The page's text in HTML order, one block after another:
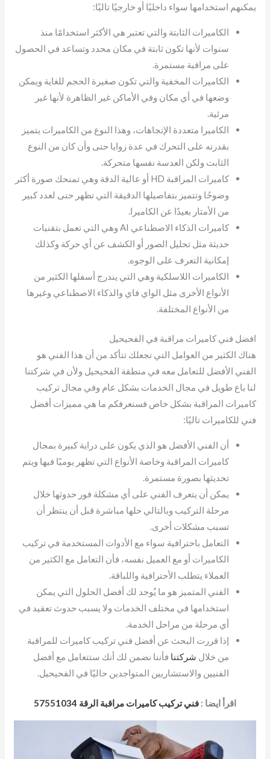
يمكنهم استخدامها سواء داخليًا أو خارجيًا تاليًا:
الكاميرات الثابتة والتي تعتبر هي الأكثر استخدامًا منذ
سنوات لأنها تكون ثابتة في مكان محدد وتساعد في الحصول
على مراقبة مستمرة.
الكاميرات المخفية والتي تكون صغيرة الحجم للغاية ويمكن
وضعها في أي مكان وفي الأماكن غير الظاهرة لأنها غير
مرئية.
الكاميرا متعددة الإتجاهات، وهذا النوع من الكاميرات يتميز
بقدرته على التحرك في عدة زوايا حتى وأن كان من النوع
الثابت ولكن العدسة نفسها متحركة.
كاميرات المراقبة HD أو عالية الدقة وهي تمنحك صورة أكثر
وضوحًا وتتميز بتفاصيلها الدقيقة التي تظهر حتى لعدد كبير
من الأمتار بعيدًا عن الكاميرا.
كاميرات الذكاء الاصطناعي AI وهي التي تعمل بتقنيات
حديثة مثل تحليل الصور أو الكشف عن أي حركة وكذلك
إمكانية التعرف على الوجوه.
الكاميرات اللاسلكية وهي التي يندرج أسفلها الكثير من
الأنواع الأخرى مثل الواي فاي والذكاء الاصطناعي وغيرها
من الأنواع المختلفة.
افضل فني كاميرات مراقبة في الفحيحيل
هناك الكثير من العوامل التي تجعلك تتأكد من أن هذا الفني هو
الفني الأفضل للتعامل معه في منطقة الفحيحيل ولأن في شركتنا
لنا باع طويل في مجال الخدمات بشكل عام وفي مجال تركيب
كاميرات المراقبة بشكل خاص فسنعرفكم ما هي مميزات أفضل
فني للكاميرات تاليًا:
أن الفني الأفضل هو الذي يكون على دراية كبيرة بمجال
كاميرات المراقبة وخاصة الأنواع التي تظهر يوميًا فيها ويتم
تحديثها بصورة مستمرة.
يمكن أن يتعرف الفني على أي مشكلة فور حدوثها خلال
مرحلة التركيب وبالتالي حلها مباشرة قبل أن ينتظر أن
تسبب مشكلات أخرى.
التعامل باحترافية سواء مع الأدوات المستخدمة في تركيب
الكاميرات أو مع العميل نفسه، فأن التعامل مع الكثير من
العملاء يتطلب الأحترافية واللباقة.
الفني المتميز هو ما يُوجد لك أفضل الحلول التي يمكن
استخدامها في مختلف الخدمات ولا يسبب حدوث تعقيد في
أي مرحلة من مراحل الخدمة.
إذا قررت البحث عن أفضل فني تركيب كاميرات للمراقبة
من خلال شركتنا فأننا نضمن لك أنك ستتعامل مع أفضل
الفنيين والاستشاريين المتواجدين حاليًا في الفحيحيل.
اقرأ ايضا : فني تركيب كاميرات مراقبة الرقة 57551034